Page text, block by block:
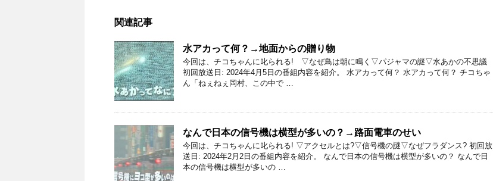
関連記事
水アカって何？→地面からの贈り物
今回は、チコちゃんに叱られる! ▽なぜ鳥は朝に鳴く▽パジャマの謎▽水あかの不思議
初回放送日: 2024年4月5日の番組内容を紹介。 水アカって何？ 水アカって何？ チコちゃ
ん「ねぇねぇ岡村、この中で …
なんで日本の信号機は横型が多いの？→路面電車のせい
今回は、チコちゃんに叱られる! ▽アクセルとは?▽信号機の謎▽なぜフラダンス? 初回放
送日: 2024年2月2日の番組内容を紹介。 なんで日本の信号機は横型が多いの？ なんで日
本の信号機は横型が多いの …